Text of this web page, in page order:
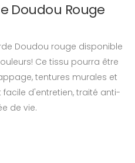
Doudou Rouge
Doudou rouge disponible
Ce tissu pourra être
tentures murales et
d'entretien, traité anti-
de vie.